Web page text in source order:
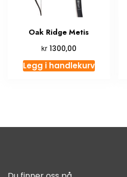
Oak Ridge Metis
kr1300,00
Legg i handlekurv